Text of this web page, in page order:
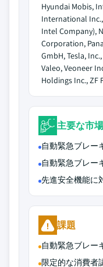
Hyundai Mobis,
International
Intel Company),
Corporation,
GmbH, Tesla,
Valeo, Veoneer
Holdings Inc., ZF
主要な市
自動緊急ブレー
自動緊急ブレー
先進安全機能に
課題
自動緊急ブレー
限定的な消費者